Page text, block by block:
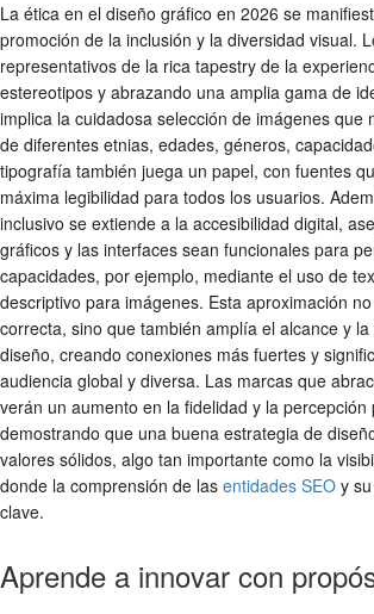
La ética en el diseño gráfico en 2026 se
promoción de la inclusión y la diversidad visual.
representativos de la rica tapestry de la
estereotipos y abrazando una amplia gama de
implica la cuidadosa selección de imágenes que
de diferentes etnias, edades, géneros,
tipografía también juega un papel, con fuentes
máxima legibilidad para todos los usuarios.
inclusivo se extiende a la accesibilidad digital,
gráficos y las interfaces sean funcionales para
capacidades, por ejemplo, mediante el uso de
descriptivo para imágenes. Esta aproximación
correcta, sino que también amplía el alcance y
diseño, creando conexiones más fuertes y
audiencia global y diversa. Las marcas que
verán un aumento en la fidelidad y la percepción
demostrando que una buena estrategia de
valores sólidos, algo tan importante como la
donde la comprensión de las entidades SEO y
clave.
Aprende a innovar con